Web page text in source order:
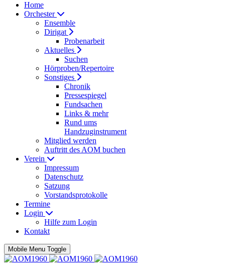
Home
Orchester
Ensemble
Dirigat
Probenarbeit
Aktuelles
Suchen
Hörproben/Repertoire
Sonstiges
Chronik
Pressespiegel
Fundsachen
Links & mehr
Rund ums
Handzuginstrument
Mitglied werden
Auftritt des AOM buchen
Verein
Impressum
Datenschutz
Satzung
Vorstandsprotokolle
Termine
Login
Hilfe zum Login
Kontakt
Mobile Menu Toggle